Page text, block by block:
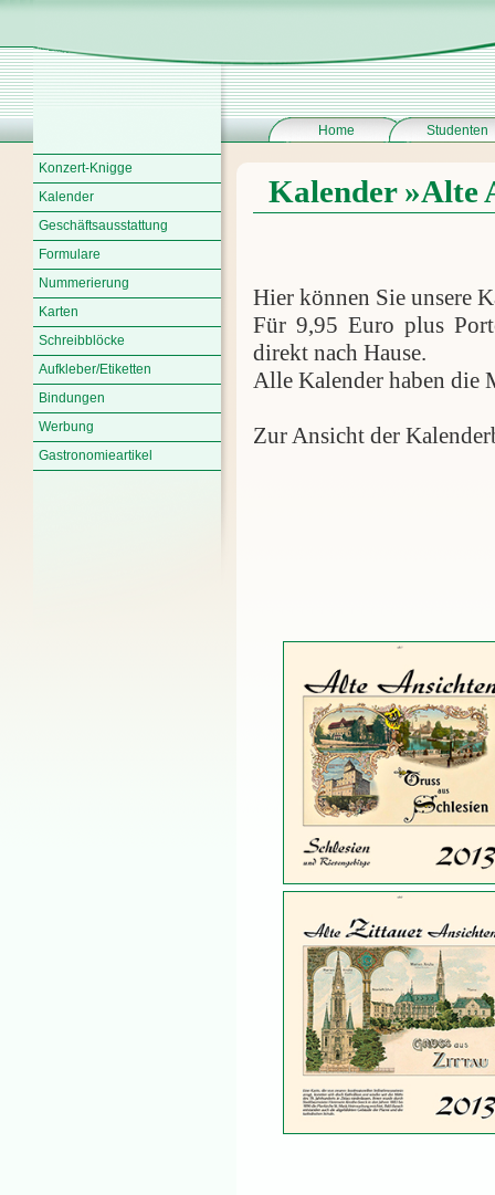
Home Studenten
Konzert-Knigge
Kalender
Geschäftsausstattung
Formulare
Nummerierung
Karten
Schreibblöcke
Aufkleber/Etiketten
Bindungen
Werbung
Gastronomieartikel
Kalender »Alte
Hier können Sie unsere
Für 9,95 Euro plus
direkt nach Hause.
Alle Kalender haben die
Zur Ansicht der